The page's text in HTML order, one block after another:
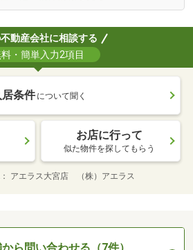
動産会社に相談する
・簡単入力2項目
居条件 について聞く
お店に行って
似た物件を探してもらう
アエラス大宮店 （株）アエラス